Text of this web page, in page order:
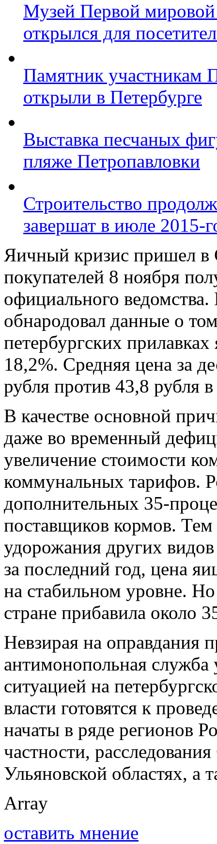
Музей Первой
открылся для
Памятник участникам
открыли в Петербурге
Выставка песчаных
пляже Петропавловки
Строительство
завершат в июле 2015-
Яичный кризис пришел в
покупателей 8 ноября
официального
обнародовал данные о
петербургских
18,2%. Средняя цена за
рубля против 43,8 рубля
В качестве основной
даже во временный
увеличение стоимости
коммунальных тарифов.
дополнительных 35-
поставщиков кормов. Тем
удорожания других
за последний год, цена
на стабильном уровне.
стране прибавила около
Невзирая на оправдания
антимонопольная служба
ситуацией на
власти готовятся к
начаты в ряде регионов
частности,
Ульяновской областях, а
Array
оставить мнение